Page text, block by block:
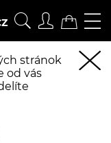
stránok
od vás